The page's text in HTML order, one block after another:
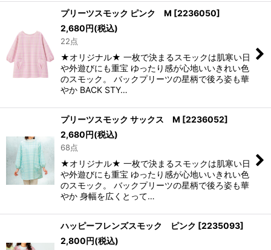
プリーツスモック ピンク M [2236050]
2,680円(税込)
22点
★オリジナル★ 一枚で決まるスモックは肌寒い日
や外遊びにも重宝 ゆったり感が心地いいきれい色
のスモック。 バックプリーツの星柄で後ろ姿も華
やか BACK STY…
プリーツスモック サックス M [2236052]
2,680円(税込)
68点
★オリジナル★ 一枚で決まるスモックは肌寒い日
や外遊びにも重宝 ゆったり感が心地いいきれい色
のスモック。 バックプリーツの星柄で後ろ姿も華
やか 身幅を広くとって…
ハッピーフレンズスモック ピンク [2235093]
2,800円(税込)